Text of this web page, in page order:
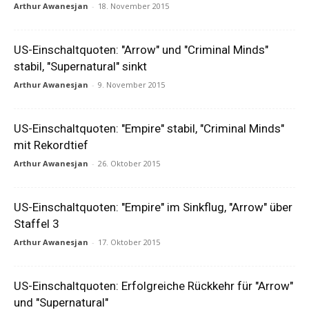
Arthur Awanesjan - 18. November 2015
US-Einschaltquoten: "Arrow" und "Criminal Minds"
stabil, "Supernatural" sinkt
Arthur Awanesjan - 9. November 2015
US-Einschaltquoten: "Empire" stabil, "Criminal Minds"
mit Rekordtief
Arthur Awanesjan - 26. Oktober 2015
US-Einschaltquoten: "Empire" im Sinkflug, "Arrow" über
Staffel 3
Arthur Awanesjan - 17. Oktober 2015
US-Einschaltquoten: Erfolgreiche Rückkehr für "Arrow"
und "Supernatural"